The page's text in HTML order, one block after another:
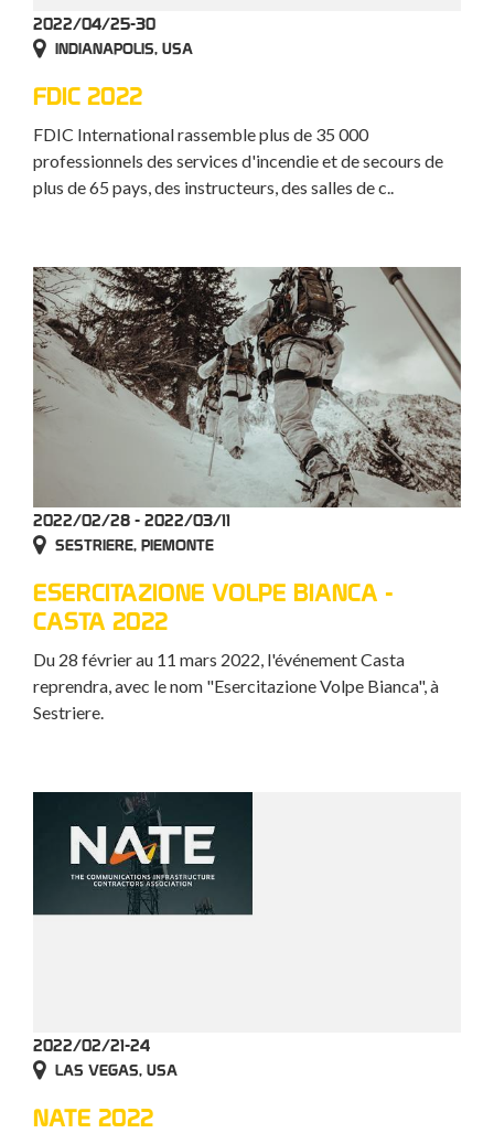
2022/04/25-30
INDIANAPOLIS, USA
FDIC 2022
FDIC International rassemble plus de 35 000
professionnels des services d'incendie et de secours de
plus de 65 pays, des instructeurs, des salles de c..
2022/02/28 - 2022/03/11
SESTRIERE, PIEMONTE
ESERCITAZIONE VOLPE BIANCA -
CASTA 2022
Du 28 février au 11 mars 2022, l'événement Casta
reprendra, avec le nom "Esercitazione Volpe Bianca", à
Sestriere.
2022/02/21-24
LAS VEGAS, USA
NATE 2022